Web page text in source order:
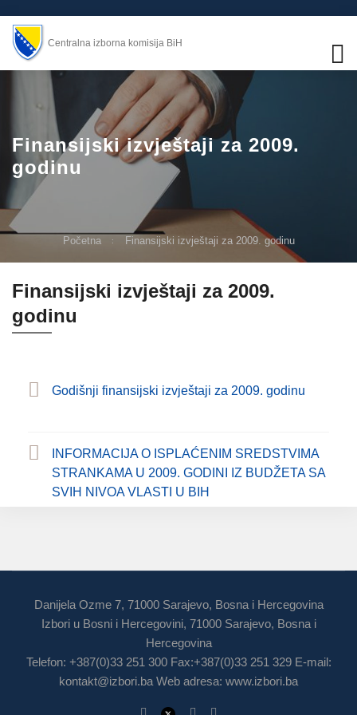
Centralna izborna komisija BiH
Finansijski izvještaji za 2009.
godinu
Početna Finansijski izvještaji za 2009. godinu
Finansijski izvještaji za 2009.
godinu
Godišnji finansijski izvještaji za 2009. godinu
INFORMACIJA O ISPLAĆENIM SREDSTVIMA
STRANKAMA U 2009. GODINI IZ BUDŽETA SA
SVIH NIVOA VLASTI U BIH
Danijela Ozme 7, 71000 Sarajevo, Bosna i Hercegovina
Izbori u Bosni i Hercegovini, 71000 Sarajevo, Bosna i
Hercegovina
Telefon: +387(0)33 251 300 Fax:+387(0)33 251 329 E-mail:
kontakt@izbori.ba Web adresa: www.izbori.ba